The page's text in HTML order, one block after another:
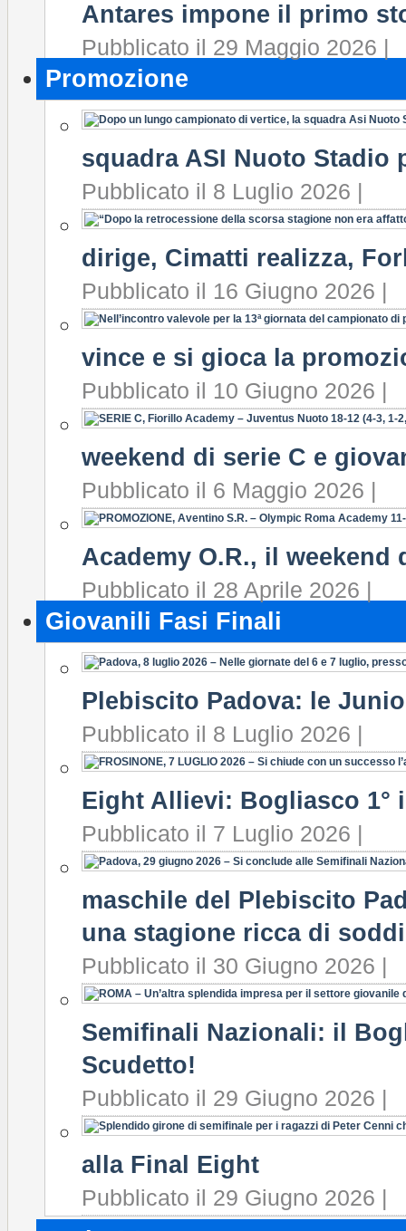
Antares impone il primo
Pubblicato il 29 Maggio 2026 |
Promozione
squadra ASI Nuoto Stadio
Pubblicato il 8 Luglio 2026 |
dirige, Cimatti realizza,
Pubblicato il 16 Giugno 2026 |
vince e si gioca la
Pubblicato il 10 Giugno 2026 |
weekend di serie C e
Pubblicato il 6 Maggio 2026 |
Academy O.R., il
Pubblicato il 28 Aprile 2026 |
Giovanili Fasi Finali
Plebiscito Padova: le
Pubblicato il 8 Luglio 2026 |
Eight Allievi: Bogliasco 1°
Pubblicato il 7 Luglio 2026 |
maschile del Plebiscito
una stagione ricca di
Pubblicato il 30 Giugno 2026 |
Semifinali Nazionali: il
Scudetto!
Pubblicato il 29 Giugno 2026 |
alla Final Eight
Pubblicato il 29 Giugno 2026 |